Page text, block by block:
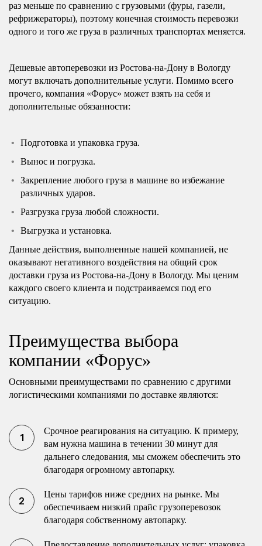
раз меньше по сравнению с грузовыми (фуры, газели,
рефрижераторы), поэтому конечная стоимость перевозки
одного и того же груза в различных транспортах меняется.
Дешевые автоперевозки из Ростова-на-Дону в Вологду
могут включать дополнительные услуги. Помимо всего
прочего, компания «Форус» может взять на себя и
дополнительные обязанности:
Подготовка и упаковка груза.
Вынос и погрузка.
Закрепление любого груза в машине во избежание
различных ударов.
Разгрузка груза любой сложности.
Выгрузка и установка.
Данные действия, выполненные нашей компанией, не
оказывают негативного воздействия на общий срок
доставки груза из Ростова-на-Дону в Вологду. Мы ценим
каждого своего клиента и подстраиваемся под его
ситуацию.
Преимущества выбора
компании «Форус»
Основными преимуществами по сравнению с другими
логистическими компаниями по доставке являются:
Срочное реагирования на ситуацию. К примеру,
вам нужна машина в течении 30 минут для
дальнего следования, мы сможем обеспечить это
благодаря огромному автопарку.
Цены тарифов ниже средних на рынке. Мы
обеспечиваем низкий прайс грузоперевозок
благодаря собственному автопарку.